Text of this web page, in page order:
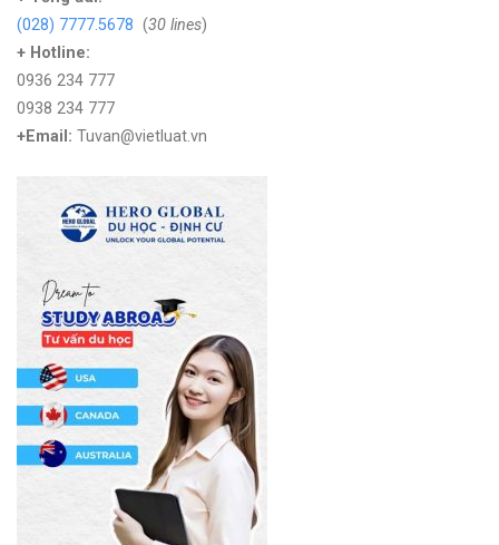
(028) 7777.5678 (30 lines)
+ Hotline:
0936 234 777
0938 234 777
+Email: Tuvan@vietluat.vn